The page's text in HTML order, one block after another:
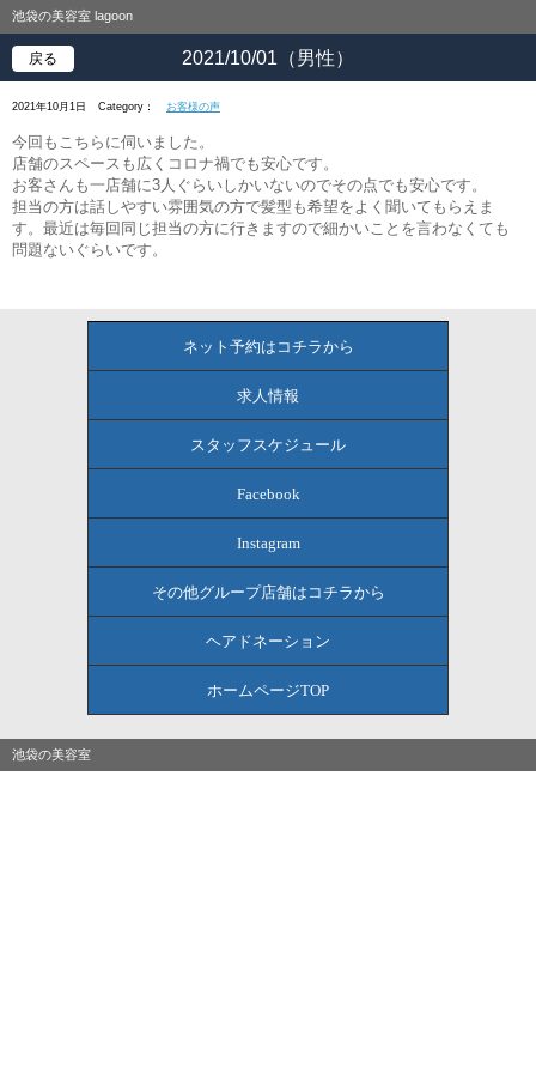
池袋の美容室 lagoon
2021/10/01（男性）
戻る
2021年10月1日 Category： お客様の声
今回もこちらに伺いました。
店舗のスペースも広くコロナ禍でも安心です。
お客さんも一店舗に3人ぐらいしかいないのでその点でも安心です。
担当の方は話しやすい雰囲気の方で髪型も希望をよく聞いてもらえま
す。最近は毎回同じ担当の方に行きますので細かいことを言わなくても
問題ないぐらいです。
ネット予約はコチラから
求人情報
スタッフスケジュール
Facebook
Instagram
その他グループ店舗はコチラから
ヘアドネーション
ホームページTOP
池袋の美容室